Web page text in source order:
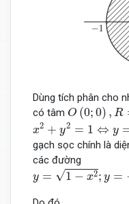
Dùng tích phân cho
có tâm O (0;0) , R
O(0; ),R 1
x2 + y2 = 1 ⇔ y
x2 +y2=1 ⇔y =± 1−x
gạch sọc chính là
các đường
y = √1 − x2; y =
y=1 −x2;y=−1